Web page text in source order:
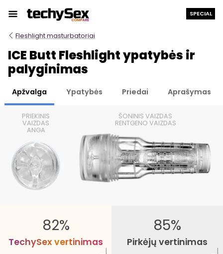
turinio
SPECIAL
Fleshlight masturbatoriai
ICE Butt Fleshlight ypatybės ir
palyginimas
Apžvalga Ypatybės Priedai Aprašymas
PRIEKINIS
VAIZDAS
ANGA
ŠONINIS VAIZDAS
RENTGENO VAIZDAS
82%
TechySex vertinimas
85%
Pirkėjų vertinimas